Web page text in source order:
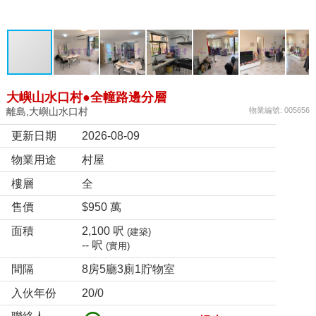
大嶼山水口村●全幢路邊分層
離島,大嶼山水口村 物業編號: 005656
更新日期
2026-08-09
物業用途
村屋
樓層
全
售價
$950 萬
面積
2,100 呎 (建築)
-- 呎 (實用)
間隔
8房5廳3廁1貯物室
入伙年份
20/0